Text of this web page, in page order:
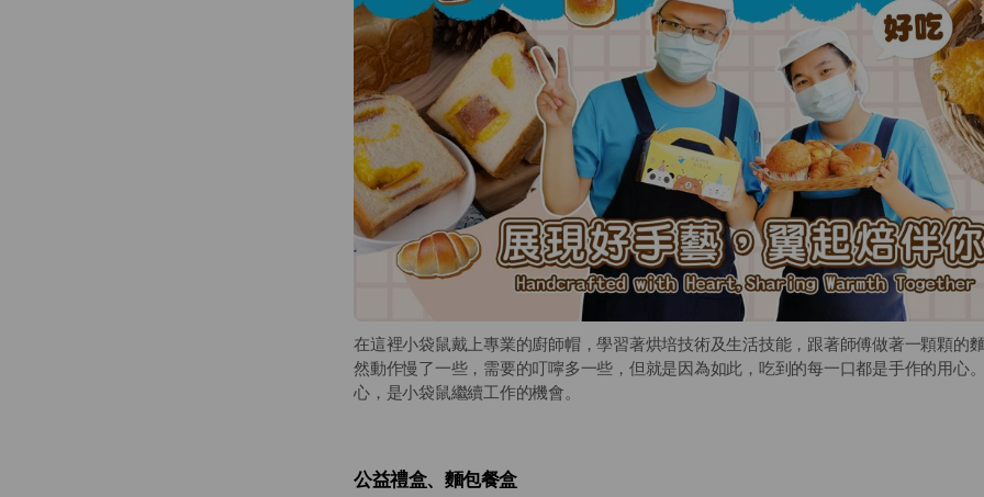
在這裡小袋鼠戴上專業的廚師帽，學習著烘培技術及生活技能，跟著師傅做著一顆顆的
然動作慢了一些，需要的叮嚀多一些，但就是因為如此，吃到的每一口都是手作的用心
心，是小袋鼠繼續工作的機會。
公益禮盒、麵包餐盒